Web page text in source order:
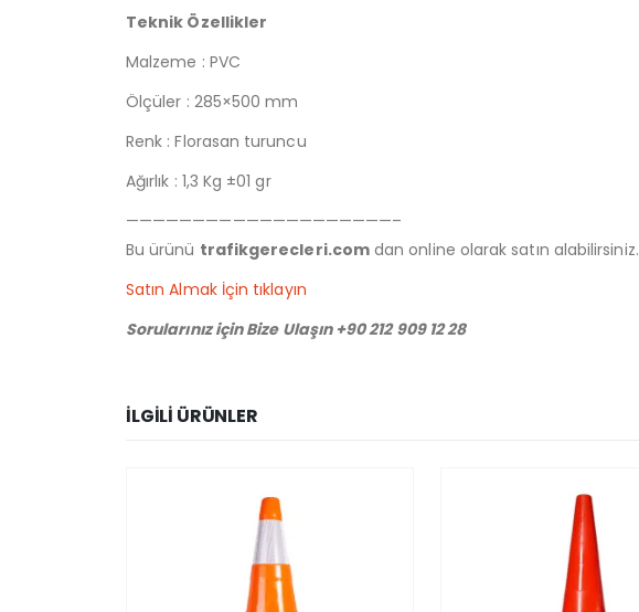
Teknik Özellikler
Malzeme : PVC
Ölçüler : 285×500 mm
Renk : Florasan turuncu
Ağırlık : 1,3 Kg ±01 gr
————————————————————–
Bu ürünü trafikgerecleri.comdan online olarak satın alabilirsiniz.
Satın Almak İçin tıklayın
Sorularınız için Bize Ulaşın +90 212 909 12 28
İLGILI ÜRÜNLER